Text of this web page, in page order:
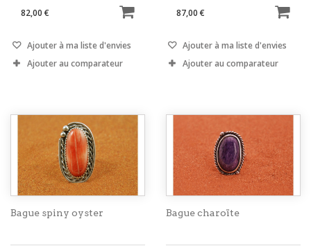
82,00 €
Ajouter à ma liste d'envies
Ajouter au comparateur
87,00 €
Ajouter à ma liste d'envies
Ajouter au comparateur
Bague spiny oyster Bague charoïte